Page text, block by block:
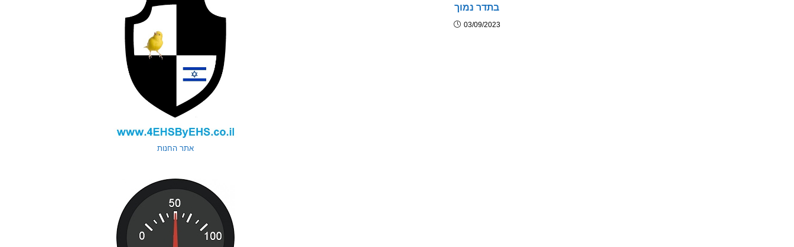
בתדר נמוך
03/09/2023
אתר החנות